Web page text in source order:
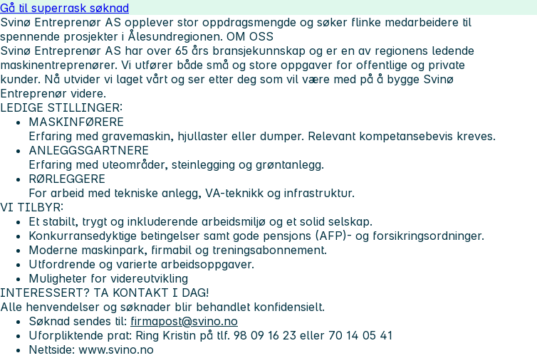
Gå til superrask søknad
Svinø Entreprenør AS opplever stor oppdragsmengde og søker flinke medarbeidere til
spennende prosjekter i Ålesundregionen. OM OSS
Svinø Entreprenør AS har over 65 års bransjekunnskap og er en av regionens ledende
maskinentreprenører. Vi utfører både små og store oppgaver for offentlige og private
kunder. Nå utvider vi laget vårt og ser etter deg som vil være med på å bygge Svinø
Entreprenør videre.
LEDIGE STILLINGER:
MASKINFØRERE
Erfaring med gravemaskin, hjullaster eller dumper. Relevant kompetansebevis kreves.
ANLEGGSGARTNERE
Erfaring med uteområder, steinlegging og grøntanlegg.
RØRLEGGERE
For arbeid med tekniske anlegg, VA-teknikk og infrastruktur.
VI TILBYR:
Et stabilt, trygt og inkluderende arbeidsmiljø og et solid selskap.
Konkurransedyktige betingelser samt gode pensjons (AFP)- og forsikringsordninger.
Moderne maskinpark, firmabil og treningsabonnement.
Utfordrende og varierte arbeidsoppgaver.
Muligheter for videreutvikling
INTERESSERT? TA KONTAKT I DAG!
Alle henvendelser og søknader blir behandlet konfidensielt.
Søknad sendes til: firmapost@svino.no
Uforpliktende prat: Ring Kristin på tlf. 98 09 16 23 eller 70 14 05 41
Nettside: www.svino.no